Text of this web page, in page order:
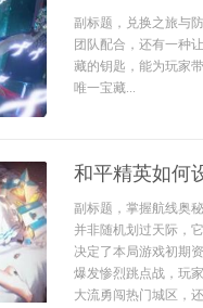
副标题，兑换之旅与
团队配合，还有一种
藏的钥匙，能为玩家
唯一宝藏...
和平精英如何
副标题，掌握航线奥
并非随机划过天际，
决定了本局游戏初期
爆发惨烈跳点战，玩
大流勇闯热门城区，